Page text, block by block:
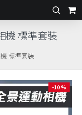
標準套裝
機 標準套裝
-10 %